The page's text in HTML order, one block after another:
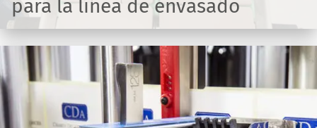
para la línea de envasado